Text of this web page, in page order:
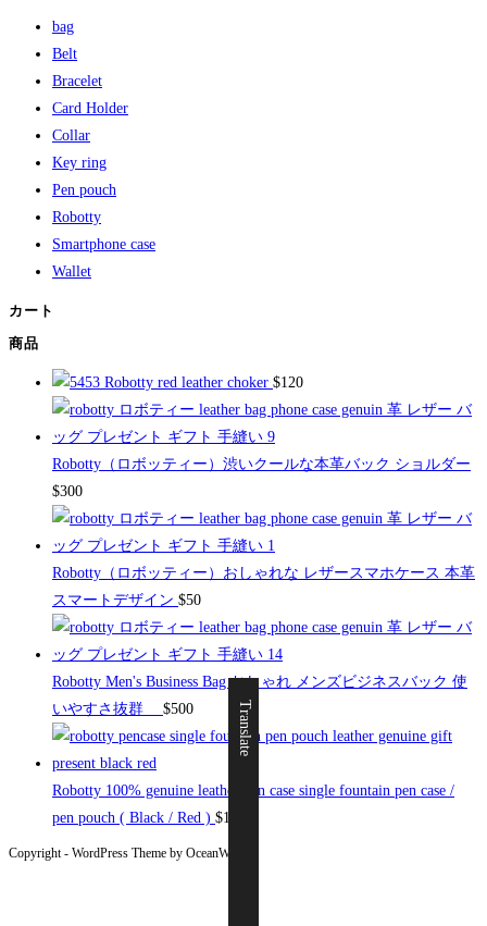
bag
Belt
Bracelet
Card Holder
Collar
Key ring
Pen pouch
Robotty
Smartphone case
Wallet
カート
商品
Robotty red leather choker $120
Robotty（ロボッティー）渋いクールな本革バック ショルダー
$300
Robotty（ロボッティー）おしゃれな レザースマホケース 本革
スマートデザイン $50
Robotty Men's Business Bag おしゃれ メンズビジネスバック 使
いやすさ抜群
$500
Robotty 100% genuine leather pen case single fountain pen case /
pen pouch ( Black / Red ) $19
Copyright - WordPress Theme by OceanWP
Translate